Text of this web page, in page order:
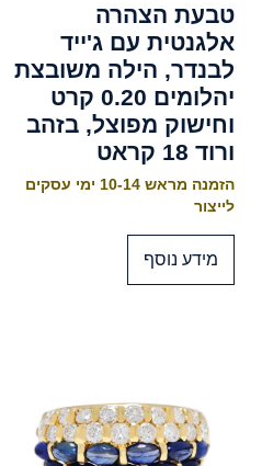
טבעת הצהרה
אלגנטית עם ג'ייד
לבנדר, הילה משובצת
יהלומים 0.20 קרט
וחישוק מפוצל, בזהב
ורוד 18 קראט
הזמנה מראש 10-14 ימי עסקים
לייצור
מידע נוסף